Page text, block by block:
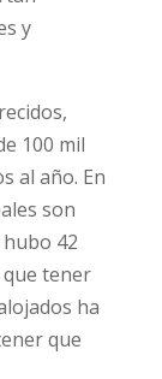
y
de
100 mil
al año.
hubo
que